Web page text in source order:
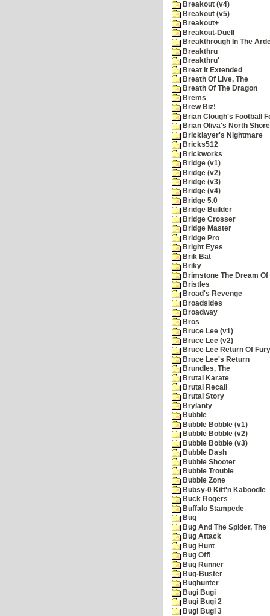
Breakout (v4)
Breakout (v5)
Breakout+
Breakout-Duell
Breakthrough In The
Breakthru
Breakthru'
Breat It Extended
Breath Of Live, The
Breath Of The Dragon
Brems
Brew Biz!
Brian Clough's Football
Brian Oliva's North
Bricklayer's Nightmare
Bricks512
Brickworks
Bridge (v1)
Bridge (v2)
Bridge (v3)
Bridge (v4)
Bridge 5.0
Bridge Builder
Bridge Crosser
Bridge Master
Bridge Pro
Bright Eyes
Brik Bat
Briky
Brimstone The Dream Of
Bristles
Broad's Revenge
Broadsides
Broadway
Bros
Bruce Lee (v1)
Bruce Lee (v2)
Bruce Lee Return Of Fury
Bruce Lee's Return
Brundles, The
Brutal Karate
Brutal Recall
Brutal Story
Brylanty
Bubble
Bubble Bobble (v1)
Bubble Bobble (v2)
Bubble Bobble (v3)
Bubble Dash
Bubble Shooter
Bubble Trouble
Bubble Zone
Bubsy-0 Kitt'n Kaboodle
Buck Rogers
Buffalo Stampede
Bug
Bug And The Spider, The
Bug Attack
Bug Hunt
Bug Off!
Bug Runner
Bug-Buster
Bughunter
Bugi Bugi
Bugi Bugi 2
Bugi Bugi 3